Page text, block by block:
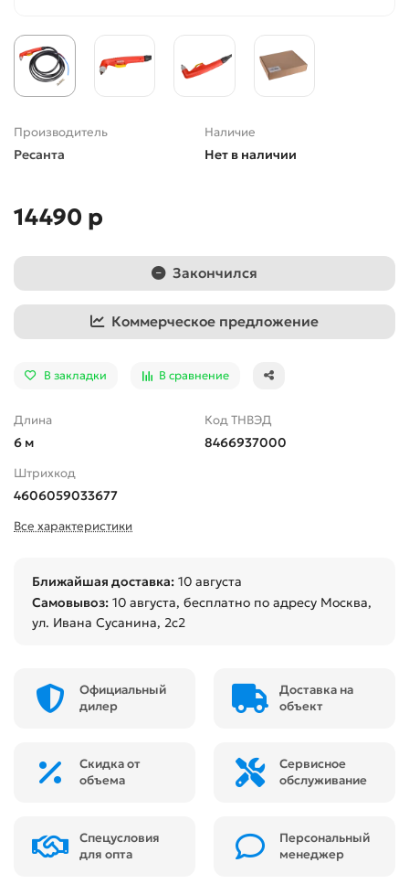
Производитель
Ресанта
Наличие
Нет в наличии
14490 р
Закончился
Коммерческое предложение
В закладки В сравнение
Длина
6 м
Код ТНВЭД
8466937000
Штрихкод
4606059033677
Все характеристики
Ближайшая доставка: 10 августа
Самовывоз: 10 августа, бесплатно по адресу Москва,
ул. Ивана Сусанина, 2с2
Официальный
дилер
Доставка на
объект
Скидка от
объема
Сервисное
обслуживание
Спецусловия
для опта
Персональный
менеджер